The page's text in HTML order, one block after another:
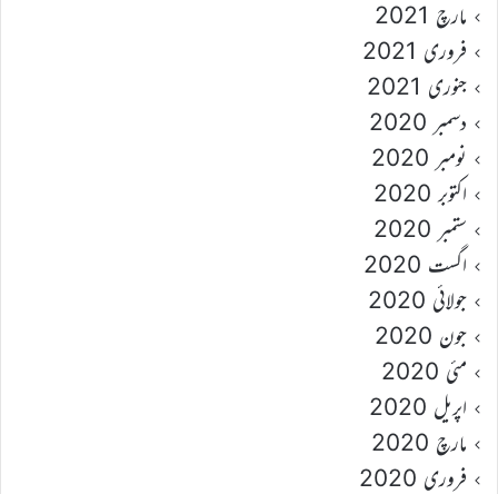
مارچ 2021
فروری 2021
جنوری 2021
دسمبر 2020
نومبر 2020
اکتوبر 2020
ستمبر 2020
اگست 2020
جولائی 2020
جون 2020
مئی 2020
اپریل 2020
مارچ 2020
فروری 2020